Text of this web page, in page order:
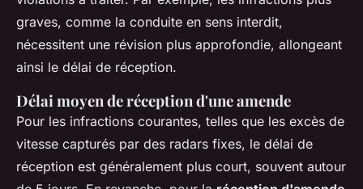
graves, comme la conduite en sens interdit,
nécessitent une révision plus approfondie, allongeant
ainsi le délai de réception.
Délai moyen de réception d'une amende
Pour les infractions courantes, telles que les excès de
vitesse capturés par des radars fixes, le délai de
réception est généralement plus court, souvent autour